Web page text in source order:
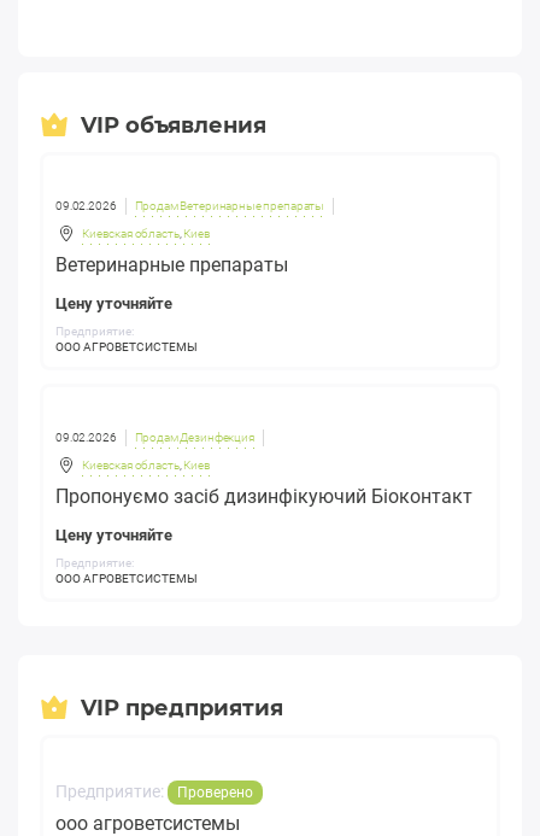
VIP объявления
09.02.2026 Продам Ветеринарные препараты
Киевская область, Киев
Ветеринарные препараты
Цену уточняйте
Предприятие:
ООО АГРОВЕТСИСТЕМЫ
09.02.2026 Продам Дезинфекция
Киевская область, Киев
Пропонуємо засіб дизинфікуючий Біоконтакт
Цену уточняйте
Предприятие:
ООО АГРОВЕТСИСТЕМЫ
VIP предприятия
Предприятие: Проверено
ооо агроветсистемы